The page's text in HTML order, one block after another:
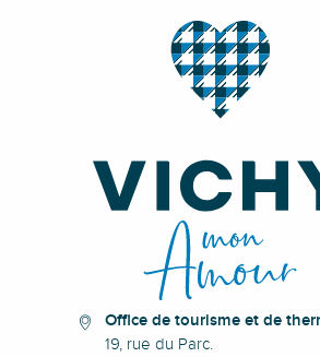
Office de tourisme et de
19, rue du Parc.